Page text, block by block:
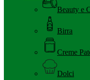
Beauty e
Birra
Creme
Dolci